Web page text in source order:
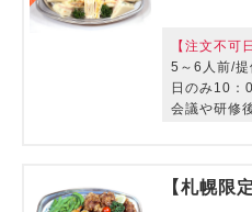
【注文不可
5～6人前/
日のみ10：
会議や研修